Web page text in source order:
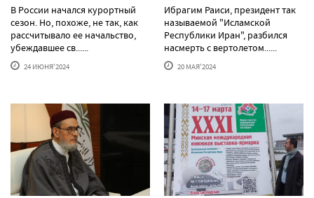
В России начался курортный
сезон. Но, похоже, не так, как
рассчитывало ее начальство,
убеждавшее св......
24 ИЮНЯ'2024
Ибрагим Раиси, президент так
называемой "Исламской
Республики Иран", разбился
насмерть с вертолетом......
20 МАЯ'2024